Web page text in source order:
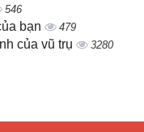
546
bạn 479
của vũ trụ 3280